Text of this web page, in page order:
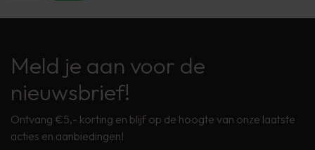
Meld je aan voor de
nieuwsbrief!
Ontvang €5,- korting en blijf op de hoogte van onze laatste
acties en aanbiedingen!